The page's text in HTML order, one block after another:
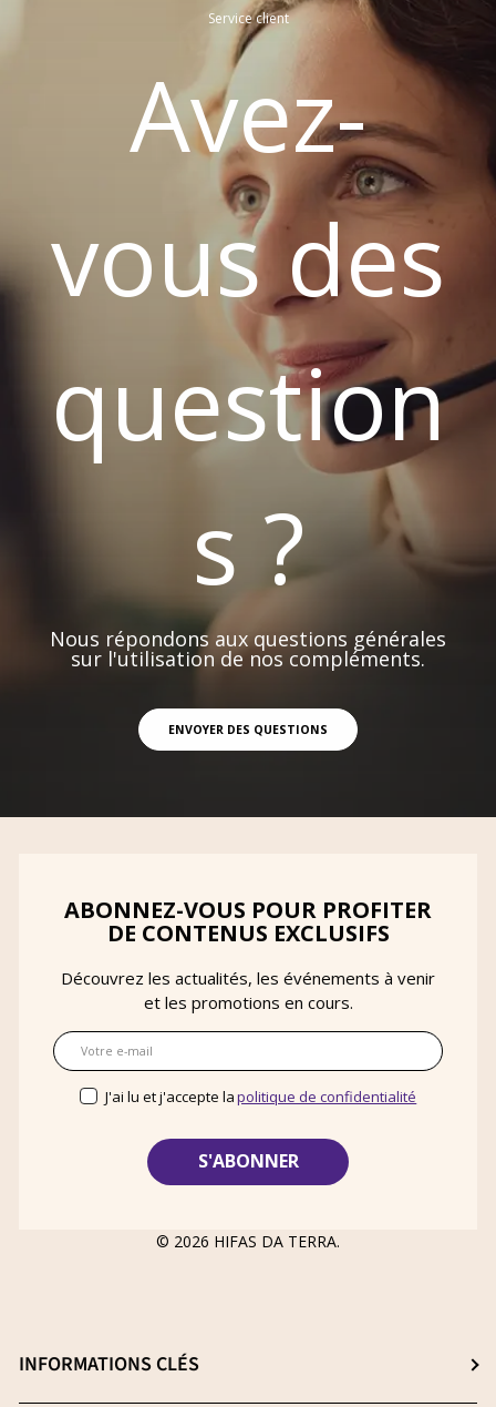
Service client
Avez-
vous des
question
s ?
Nous répondons aux questions générales
sur l'utilisation de nos compléments.
ENVOYER DES QUESTIONS
INFORMATIONS CLÉS
ABONNEZ-VOUS POUR PROFITER
DE CONTENUS EXCLUSIFS
Découvrez les actualités, les événements à venir
et les promotions en cours.
E-mail
J'ai lu et j'accepte lapolitique de confidentialité
© 2026 HIFAS DA TERRA.